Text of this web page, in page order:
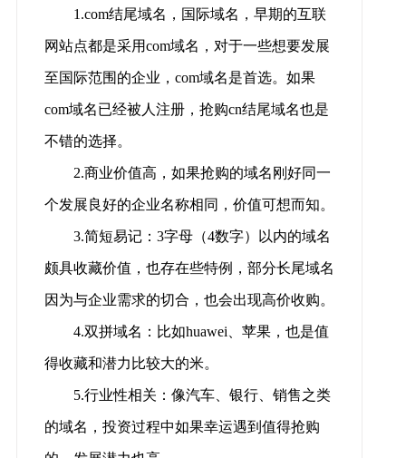
1.com结尾域名，国际域名，早期的互联
网站点都是采用com域名，对于一些想要发展
至国际范围的企业，com域名是首选。如果
com域名已经被人注册，抢购cn结尾域名也是
不错的选择。
2.商业价值高，如果抢购的域名刚好同一
个发展良好的企业名称相同，价值可想而知。
3.简短易记：3字母（4数字）以内的域名
颇具收藏价值，也存在些特例，部分长尾域名
因为与企业需求的切合，也会出现高价收购。
4.双拼域名：比如huawei、苹果，也是值
得收藏和潜力比较大的米。
5.行业性相关：像汽车、银行、销售之类
的域名，投资过程中如果幸运遇到值得抢购